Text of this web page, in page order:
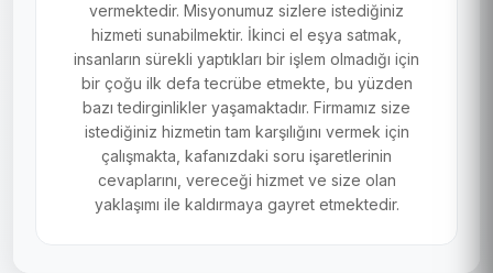
vermektedir. Misyonumuz sizlere istediğiniz
hizmeti sunabilmektir. İkinci el eşya satmak,
insanların sürekli yaptıkları bir işlem olmadığı için
bir çoğu ilk defa tecrübe etmekte, bu yüzden
bazı tedirginlikler yaşamaktadır. Firmamız size
istediğiniz hizmetin tam karşılığını vermek için
çalışmakta, kafanızdaki soru işaretlerinin
cevaplarını, vereceği hizmet ve size olan
yaklaşımı ile kaldırmaya gayret etmektedir.